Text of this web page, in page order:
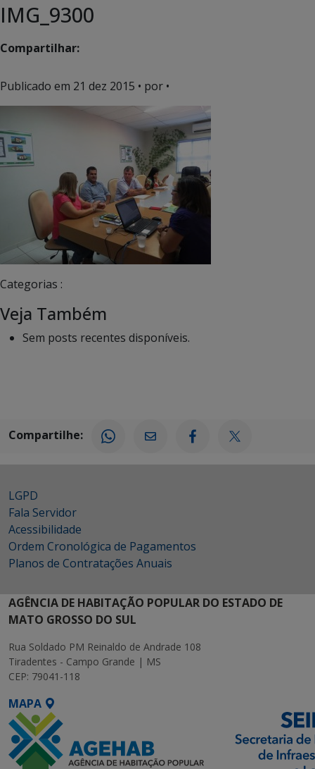
IMG_9300
Compartilhar:
Publicado em 21 dez 2015 • por •
Categorias :
Veja Também
Sem posts recentes disponíveis.
Compartilhe:
LGPD
Fala Servidor
Acessibilidade
Ordem Cronológica de Pagamentos
Planos de Contratações Anuais
AGÊNCIA DE HABITAÇÃO POPULAR DO ESTADO DE
MATO GROSSO DO SUL
Rua Soldado PM Reinaldo de Andrade 108
Tiradentes - Campo Grande | MS
CEP: 79041-118
MAPA